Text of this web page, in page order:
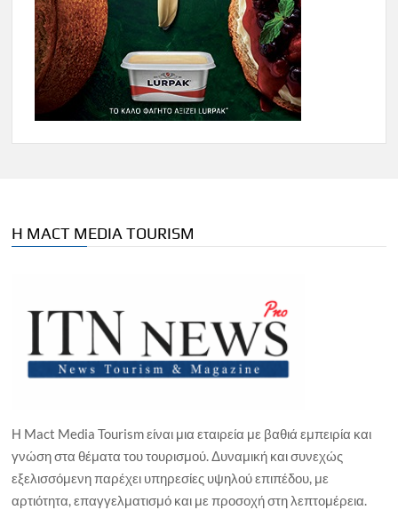
Η MACT MEDIA TOURISM
Η Mact Media Tourism είναι μια εταιρεία με βαθιά εμπειρία και
γνώση στα θέματα του τουρισμού. Δυναμική και συνεχώς
εξελισσόμενη παρέχει υπηρεσίες υψηλού επιπέδου, με
αρτιότητα, επαγγελματισμό και με προσοχή στη λεπτομέρεια.